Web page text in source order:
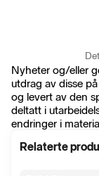
Nyheter og/eller
utdrag av disse
og levert av den
deltatt i
endringer i
Relaterte